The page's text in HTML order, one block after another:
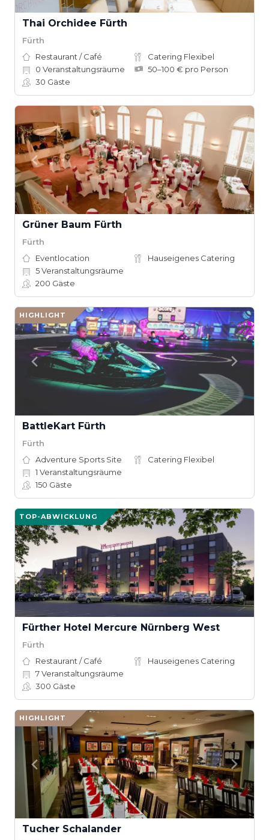
Thai Orchidee Fürth
Fürth
Restaurant / Café
Catering Flexibel
0 Veranstaltungsräume
50–100 € pro Person
30 Gäste
Grüner Baum Fürth
Fürth
Eventlocation
Hauseigenes Catering
5Veranstaltungsräume
200 Gäste
HIGHLIGHT
BattleKart Fürth
Fürth
Adventure Sports Site
Catering Flexibel
1 Veranstaltungsräume
150 Gäste
TOP-ABWICKLUNG
Fürther Hotel Mercure Nürnberg West
Fürth
Restaurant / Café
Hauseigenes Catering
7Veranstaltungsräume
300 Gäste
HIGHLIGHT
Tucher Schalander